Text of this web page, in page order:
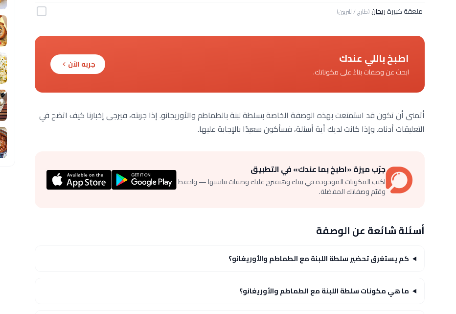
ملعقة كبيرةريحان(طازج / للتزيين)
اطبخ باللي عندك
ابحث عن وصفات بناءً على مكوناتك.
جربه الآن
أتمنى أن تكون قد استمتعت بهذه الوصفة الخاصة بسلطة لبنة بالطماطم والأوريجانو. إذا جربته، فيرجى إخبارنا كيف اتضح في
التعليقات أدناه. وإذا كانت لديك أية أسئلة، فسأكون سعيدًا بالإجابة عليها.
جرّب ميزة «اطبخ بما عندك» في التطبيق
اكتب المكونات الموجودة في بيتك وهنقترح عليك وصفات تناسبها — واحفظ
وقيّم وصفاتك المفضلة.
أسئلة شائعة عن الوصفة
كم يستغرق تحضير سلطة اللبنة مع الطماطم والأوريغانو؟
ما هي مكونات سلطة اللبنة مع الطماطم والأوريغانو؟